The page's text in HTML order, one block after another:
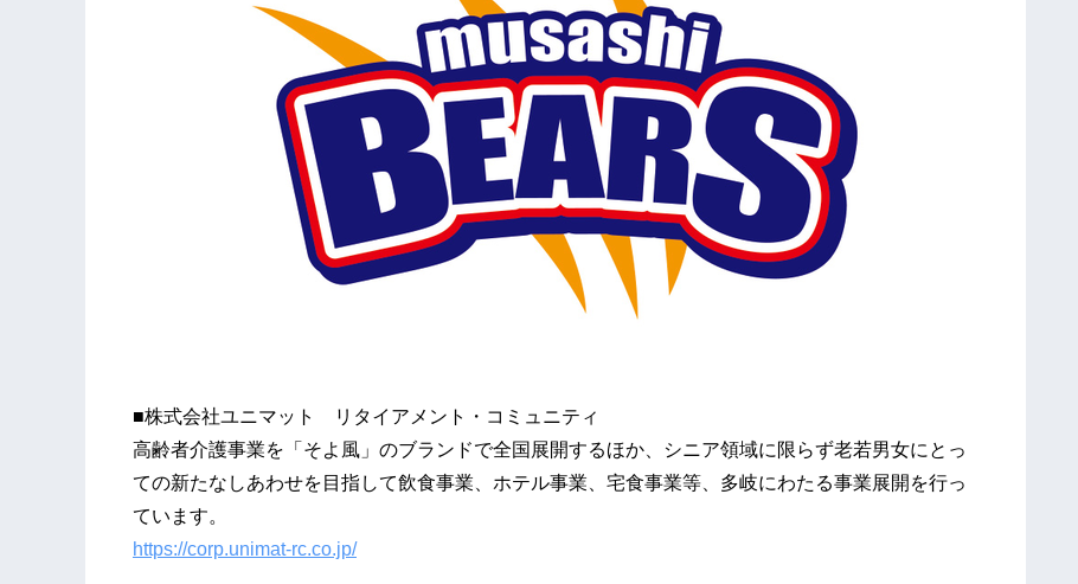
■株式会社ユニマット リタイアメント・コミュニティ
高齢者介護事業を「そよ風」のブランドで全国展開するほか、シニア領域に限らず老若男女にとっ
ての新たなしあわせを目指して飲食事業、ホテル事業、宅食事業等、多岐にわたる事業展開を行っ
ています。
https://corp.unimat-rc.co.jp/